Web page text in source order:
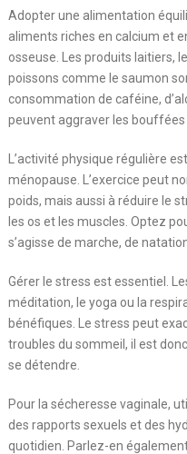
Adopter une alimentation
aliments riches en calcium et
osseuse. Les produits laitiers,
poissons comme le saumon
consommation de caféine,
peuvent aggraver les bouffées
L’activité physique régulière
ménopause. L’exercice peut
poids, mais aussi à réduire le
les os et les muscles. Optez
s’agisse de marche, de
Gérer le stress est essentiel.
méditation, le yoga ou la
bénéfiques. Le stress peut
troubles du sommeil, il est
se détendre.
Pour la sécheresse vaginale,
des rapports sexuels et des
quotidien. Parlez-en